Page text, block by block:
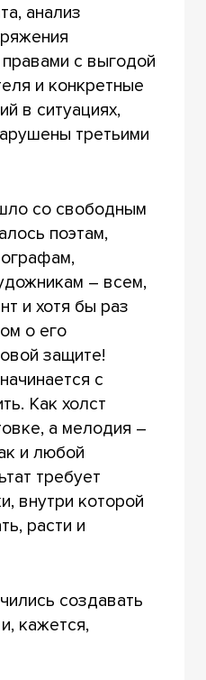
анализ
с выгодой
и конкретные
в ситуациях,
третьими
со свободным
поэтам,
– всем,
и хотя бы раз
о его
защите!
с
Как холст
а мелодия –
и любой
требует
внутри которой
расти и
создавать
кажется,